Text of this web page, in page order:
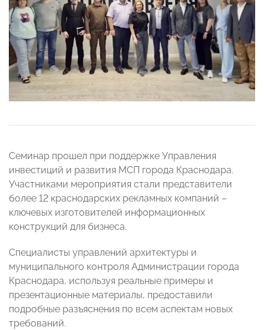
Семинар прошел при поддержке Управления
инвестиций и развития МСП города Краснодара.
Участниками мероприятия стали представители
более 12 краснодарских рекламных компаний –
ключевых изготовителей информационных
конструкций для бизнеса.
Специалисты управлений архитектуры и
муниципального контроля Администрации города
Краснодара, используя реальные примеры и
презентационные материалы, предоставили
подробные разъяснения по всем аспектам новых
требований.